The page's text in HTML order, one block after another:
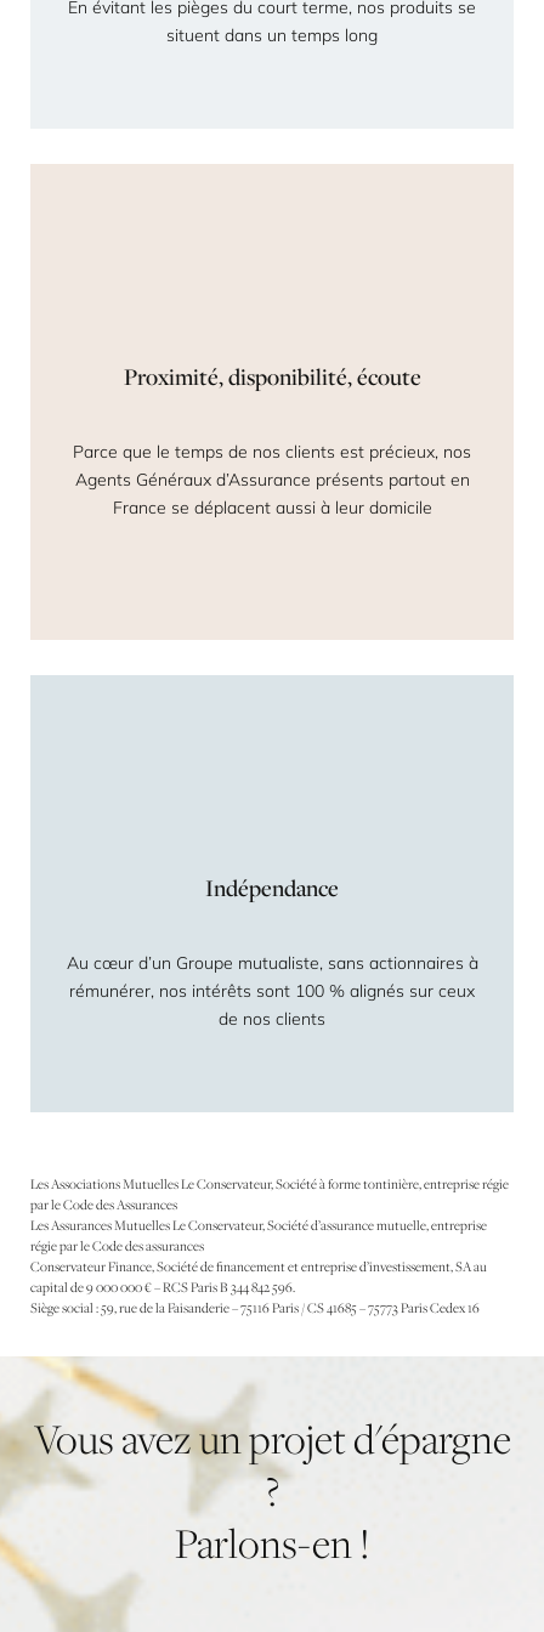
En évitant les pièges du court terme, nos produits se
situent dans un temps long
Proximité, disponibilité, écoute
Parce que le temps de nos clients est précieux, nos
Agents Généraux d’Assurance présents partout en
France se déplacent aussi à leur domicile
Indépendance
Au cœur d’un Groupe mutualiste, sans actionnaires à
rémunérer, nos intérêts sont 100 % alignés sur ceux
de nos clients
Les Associations Mutuelles Le Conservateur, Société à forme tontinière, entreprise régie
par le Code des Assurances
Les Assurances Mutuelles Le Conservateur, Société d’assurance mutuelle, entreprise
régie par le Code des assurances
Conservateur Finance, Société de financement et entreprise d’investissement, SA au
capital de 9 000 000 € – RCS Paris B 344 842 596.
Siège social : 59, rue de la Faisanderie – 75116 Paris / CS 41685 – 75773 Paris Cedex 16
Vousavezunprojetd'épargne
?
Parlons-en!